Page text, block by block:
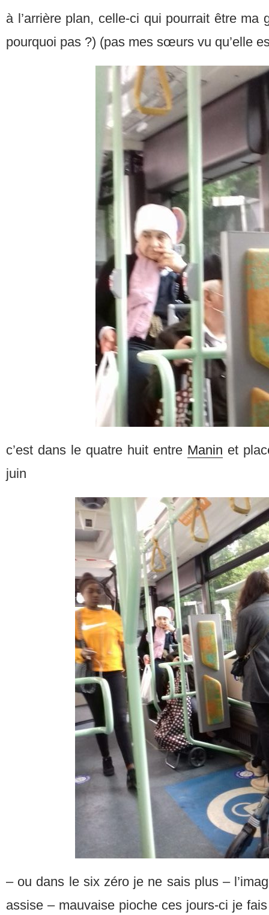
à l’arrière plan, celle-ci qui pourrait être
pourquoi pas ?) (pas mes sœurs vu qu’elle
c’est dans le quatre huit entre Manin et
juin
– ou dans le six zéro je ne sais plus –
assise – mauvaise pioche ces jours-ci je